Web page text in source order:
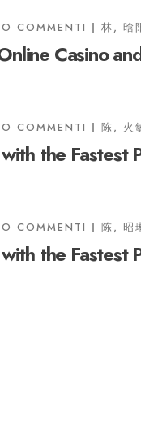
COMMENTI 林, 晗
Casino
COMMENTI 陈, 火
the Fastest
COMMENTI 陈, 昭
the Fastest